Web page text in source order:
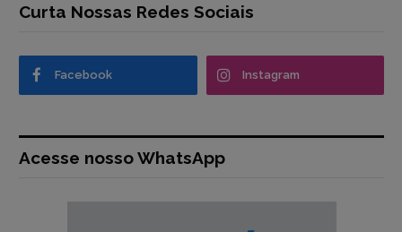
Curta Nossas Redes Sociais
Facebook Instagram
Acesse nosso WhatsApp